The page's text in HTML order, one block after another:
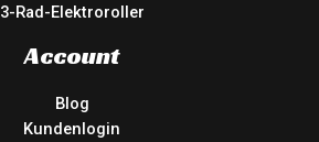
3-Rad-Elektroroller
Account
Blog
Kundenlogin